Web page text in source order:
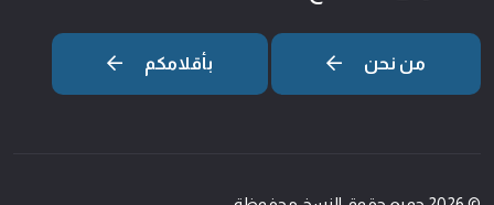
من نحن بأقلامكم